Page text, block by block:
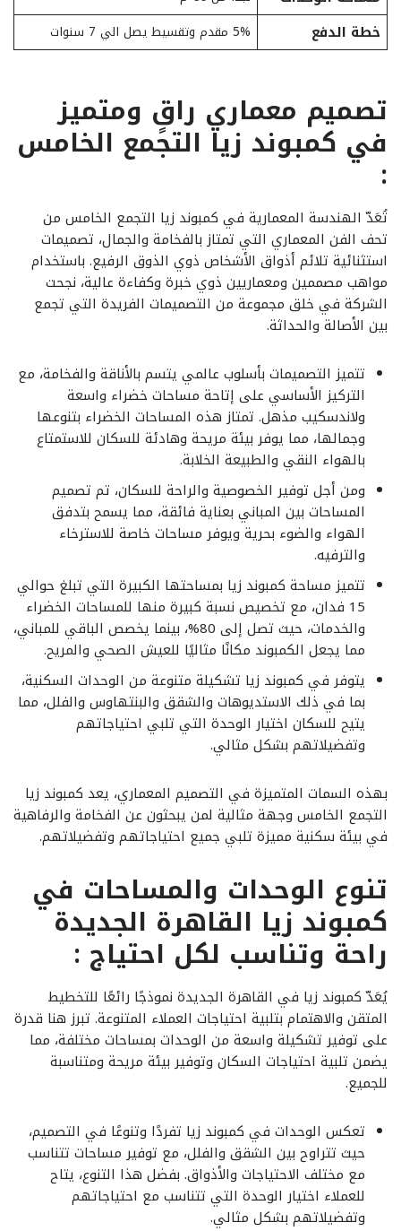
خطة الدفع 5% مقدم وتقسيط يصل الي 7 سنوات
تصميم معماري راقٍ ومتميز
في كمبوند زيا التجمع الخامس
:
تُعَدّ الهندسة المعمارية في كمبوند زيا التجمع الخامس من
تحف الفن المعماري التي تمتاز بالفخامة والجمال، تصميمات
استثنائية تلائم أذواق الأشخاص ذوي الذوق الرفيع. باستخدام
مواهب مصممين ومعماريين ذوي خبرة وكفاءة عالية، نجحت
الشركة في خلق مجموعة من التصميمات الفريدة التي تجمع
بين الأصالة والحداثة.
تتميز التصميمات بأسلوب عالمي يتسم بالأناقة والفخامة، مع
التركيز الأساسي على إتاحة مساحات خضراء واسعة
ولاندسكيب مذهل. تمتاز هذه المساحات الخضراء بتنوعها
وجمالها، مما يوفر بيئة مريحة وهادئة للسكان للاستمتاع
بالهواء النقي والطبيعة الخلابة.
ومن أجل توفير الخصوصية والراحة للسكان، تم تصميم
المساحات بين المباني بعناية فائقة، مما يسمح بتدفق
الهواء والضوء بحرية ويوفر مساحات خاصة للاسترخاء
والترفيه.
تتميز مساحة كمبوند زيا بمساحتها الكبيرة التي تبلغ حوالي
15 فدان، مع تخصيص نسبة كبيرة منها للمساحات الخضراء
والخدمات، حيث تصل إلى 80%، بينما يخصص الباقي للمباني،
مما يجعل الكمبوند مكانًا مثاليًا للعيش الصحي والمريح.
يتوفر في كمبوند زيا تشكيلة متنوعة من الوحدات السكنية،
بما في ذلك الاستديوهات والشقق والبنتهاوس والفلل، مما
يتيح للسكان اختيار الوحدة التي تلبي احتياجاتهم
وتفضيلاتهم بشكل مثالي.
بهذه السمات المتميزة في التصميم المعماري، يعد كمبوند زيا
التجمع الخامس وجهة مثالية لمن يبحثون عن الفخامة والرفاهية
في بيئة سكنية مميزة تلبي جميع احتياجاتهم وتفضيلاتهم.
تنوع الوحدات والمساحات في
كمبوند زيا القاهرة الجديدة
راحة وتناسب لكل احتياج :
يُعَدّ كمبوند زيا في القاهرة الجديدة نموذجًا رائعًا للتخطيط
المتقن والاهتمام بتلبية احتياجات العملاء المتنوعة. تبرز هنا قدرة
على توفير تشكيلة واسعة من الوحدات بمساحات مختلفة، مما
يضمن تلبية احتياجات السكان وتوفير بيئة مريحة ومتناسبة
للجميع.
تعكس الوحدات في كمبوند زيا تفردًا وتنوعًا في التصميم،
حيث تتراوح بين الشقق والفلل، مع توفير مساحات تتناسب
مع مختلف الاحتياجات والأذواق. بفضل هذا التنوع، يتاح
للعملاء اختيار الوحدة التي تتناسب مع احتياجاتهم
وتفضيلاتهم بشكل مثالي.